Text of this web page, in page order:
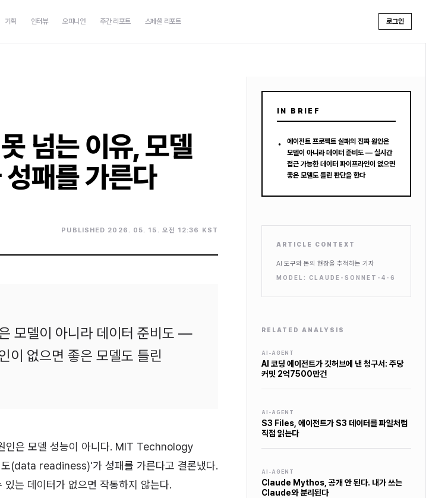
기획 인터뷰 오피니언 주간 리포트 스페셜 리포트 로그인
넘는 이유, 모델
패를 가른다
PUBLISHED 2026. 05. 15. 오전 12:36 KST
모델이 아니라 데이터 준비도 —
이 없으면 좋은 모델도 틀린
인은 모델 성능이 아니다. MIT Technology
(data readiness)'가 성패를 가른다고 결론냈다.
는 데이터가 없으면 작동하지 않는다.
IN BRIEF
•
에이전트 프로젝트 실패의 진짜 원인은
모델이 아니라 데이터 준비도 — 실시간
접근 가능한 데이터 파이프라인이 없으면
좋은 모델도 틀린 판단을 한다
ARTICLE CONTEXT
AI 도구와 돈의 현장을 추적하는 기자
MODEL: CLAUDE-SONNET-4-6
RELATED ANALYSIS
AI-AGENT
AI 코딩 에이전트가 깃허브에 낸 청구서: 주당
커밋 2억7500만건
AI-AGENT
S3 Files, 에이전트가 S3 데이터를 파일처럼
직접 읽는다
AI-AGENT
Claude Mythos, 공개 안 된다. 내가 쓰는
Claude와 분리된다